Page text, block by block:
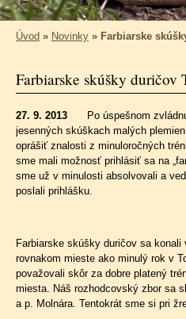
Úvod » Novinky » Farbiarske
Farbiarske skúšky duričov
27. 9. 2013
Po úspešnom
jesenných skúškach malých
oprášiť znalosti z minuloročných
sme mali možnosť prihlásiť sa na
sme už v minulosti absolvovali a
poslali prihlášku.
Farbiarske skúšky duričov sa konali
rovnakom mieste ako minulý rok v
považovali skôr za dobre platený
miesta. Náš rozhodcovský zbor sa
a p. Molnára. Tentokrát sme si pri